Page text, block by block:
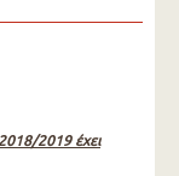
2018/2019 έχει